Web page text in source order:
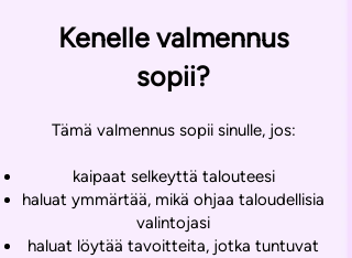
Kenelle valmennus
sopii?
Tämä valmennus sopii sinulle, jos:
kaipaat selkeyttä talouteesi
haluat ymmärtää, mikä ohjaa taloudellisia
valintojasi
haluat löytää tavoitteita, jotka tuntuvat